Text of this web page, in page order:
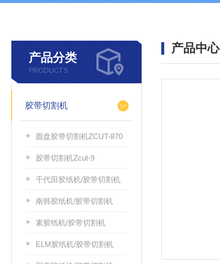
产品分类
PRODUCTS
胶带切割机
圆盘胶带切割机ZCUT-870
胶带切割机Zcut-9
千代田胶纸机/胶带切割机
南韩胶纸机/胶带切割机
素胶纸机/胶带切割机
ELM胶纸机/胶带切割机
产品中心